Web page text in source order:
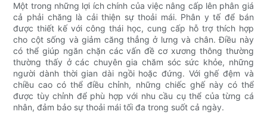
Một trong những lợi ích chính của việc nâng cấp lên phân giá
cả phải chăng là cải thiện sự thoải mái. Phân y tế để bán
được thiết kế với công thái học, cung cấp hỗ trợ thích hợp
cho cột sống và giảm căng thẳng ở lưng và chân. Điều này
có thể giúp ngăn chặn các vấn đề cơ xương thông thường
thường thấy ở các chuyên gia chăm sóc sức khỏe, những
người dành thời gian dài ngồi hoặc đứng. Với ghế đệm và
chiều cao có thể điều chỉnh, những chiếc ghế này có thể
được tùy chỉnh để phù hợp với nhu cầu cụ thể của từng cá
nhân, đảm bảo sự thoải mái tối đa trong suốt cả ngày.